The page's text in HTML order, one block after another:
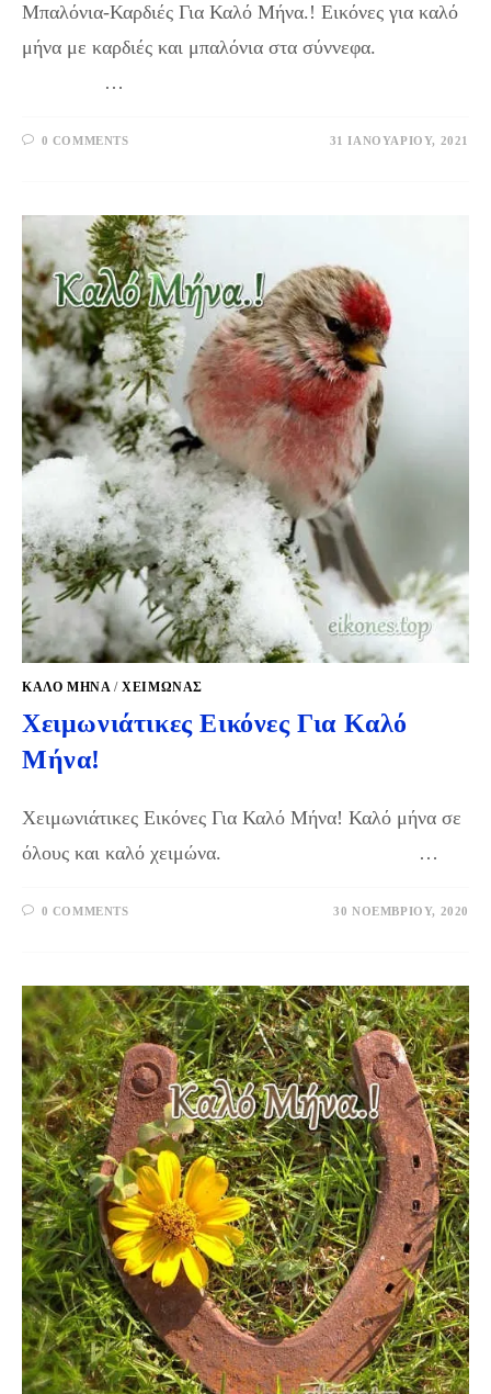
Μπαλόνια-Καρδιές Για Καλό Μήνα.! Εικόνες για καλό
μήνα με καρδιές και μπαλόνια στα σύννεφα.
…
0 COMMENTS 31 ΙΑΝΟΥΑΡΊΟΥ, 2021
ΚΑΛΟ ΜΗΝΑ/ΧΕΙΜΏΝΑΣ
Χειμωνιάτικες Εικόνες Για Καλό
Μήνα!
Χειμωνιάτικες Εικόνες Για Καλό Μήνα! Καλό μήνα σε
όλους και καλό χειμώνα. …
0 COMMENTS 30 ΝΟΕΜΒΡΊΟΥ, 2020